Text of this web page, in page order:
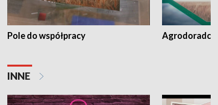
Pole do współpracy Agrodoradcy
INNE